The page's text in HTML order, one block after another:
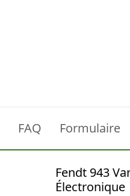
FAQ Formulaire
Fendt 943
Électronique